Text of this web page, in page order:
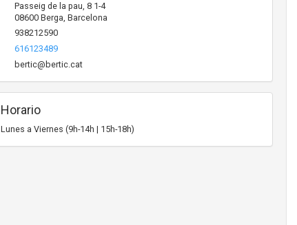
Passeig de la pau, 8 1-4
08600 Berga, Barcelona
938212590
616123489
bertic@bertic.cat
Horario
Lunes a Viernes (9h-14h | 15h-18h)